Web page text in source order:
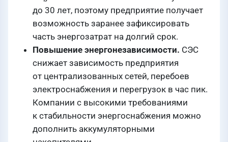
до 30 лет, поэтому предприятие получает
возможность заранее зафиксировать
часть энергозатрат на долгий срок.
Повышение энергонезависимости. СЭС
снижает зависимость предприятия
от централизованных сетей, перебоев
электроснабжения и перегрузок в час пик.
Компании с высокими требованиями
к стабильности энергоснабжения можно
дополнить аккумуляторными